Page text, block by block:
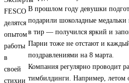
В прошлом году девушки
подарили шоколадные
в тир — получился яркий и
Парни тоже не отстают и
поздравлениями на 8 марта.
Компания регулярно проводит
тимбилдинги. Например, летом